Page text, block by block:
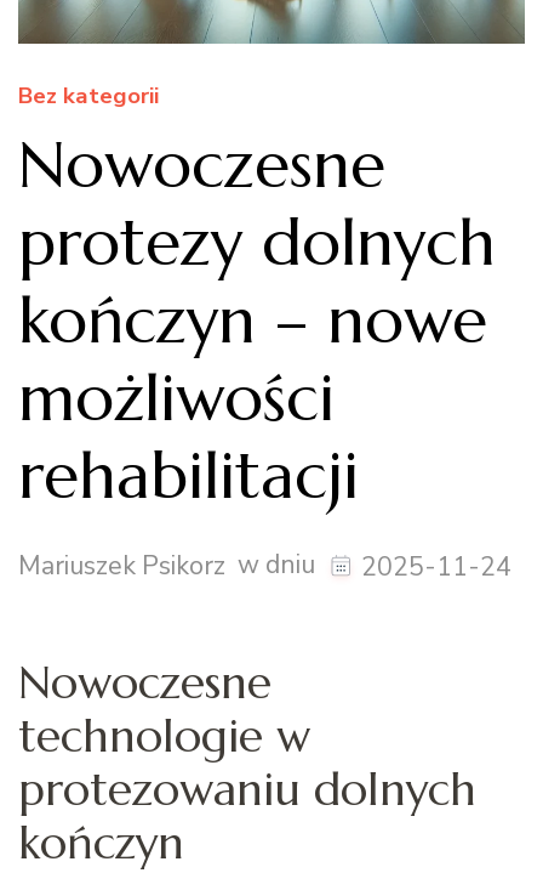
Bez kategorii
Nowoczesne
protezy dolnych
kończyn – nowe
możliwości
rehabilitacji
Mariuszek Psikorz w dniu 2025-11-24
Nowoczesne
technologie w
protezowaniu dolnych
kończyn